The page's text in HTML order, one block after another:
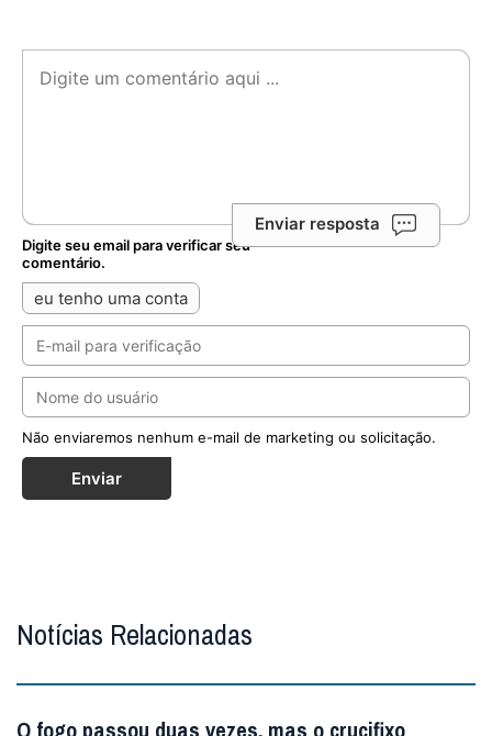
Enviar resposta
Digite seu email para verificar seu
comentário.
eu tenho uma conta
Não enviaremos nenhum e-mail de marketing ou solicitação.
Enviar
Notícias Relacionadas